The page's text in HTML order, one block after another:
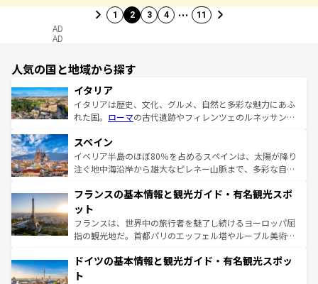
1 2 3 4 … 11
AD
AD
人気の国と地域から探す
イタリア
イタリアは歴史、文化、グルメ、自然と多彩な魅力にあふ
れた国。 ローマの古代遺跡やフィレンツェのルネッサンス
ろん、トスカーナの美しい田園風景やアマルフィ海岸の絶
景など、自然景観も見逃せない。観光の合間には、本場の
ピザやパスタなど、絶品のイタリア料理を堪能することも
ませてくれるイタリアで、忘れられない旅をしてみよう！
なお、新着のイタリア情報は
しい。
スペイン
イベリア半島のほぼ80％を占めるスペインは、太陽が降り
注ぐ地中海沿岸から雄大なピレネー山脈まで、多彩な自然
文化が根付くこの国では、情熱的なフラメンコ、熱気あふ
れる闘牛、そして美味しいタパスが生活の一部となってい
る。首都マドリードの洗練された雰囲気や、バルセロナの
アートに溢れた街角から、地方では古代ローマ遺跡や中世
せる。地方によって風土や気候が異なるスペインはその個
フランスの基本情報と観光ガイド・有名観光スポ
ット
フランスは、世界中の旅行者を魅了し続けるヨーロッパ屈
指の観光地だ。首都パリのエッフェル塔やルーブル美術館
で、幅広い魅力が詰まっている。華麗な宮殿、歴史的な大
聖堂、美しいビーチ、そして豊かな自然が、訪れる者を心
ドイツの基本情報と観光ガイド・有名観光スポッ
ト